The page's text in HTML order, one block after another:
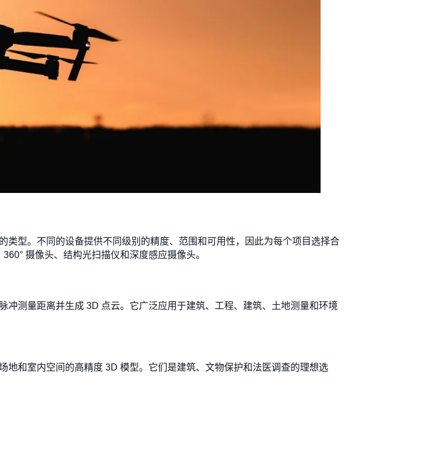
类型。不同的设备提供不同级别的精度、范围和可用性，因此为每个项目选择合
摄像头、结构光扫描仪和深度感应摄像头。
冲测量距离并生成 3D 点云。它广泛应用于建筑、工程、建筑、土地测量和环境
地和室内空间的高精度 3D 模型。它们是建筑、文物保护和法医调查的理想选